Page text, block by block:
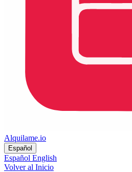
Alquilame.io
Español
Español English
Volver al Inicio